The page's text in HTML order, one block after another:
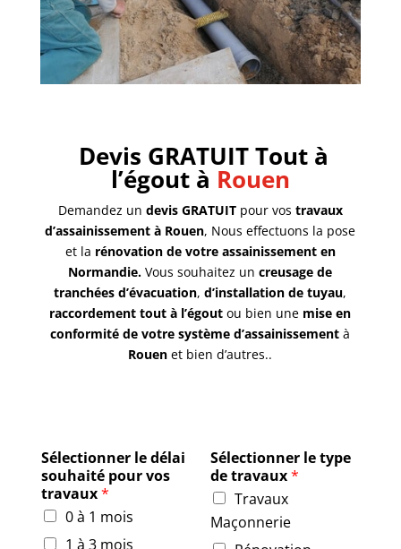
Devis GRATUIT Tout à
l’égout à Rouen
Demandez un devis GRATUITpour vos travaux
d’assainissement à Rouen, Nous effectuons la pose
et la rénovation de votre assainissement en
Normandie.Vous souhaitez uncreusage de
tranchées d’évacuation,d’installation de tuyau,
raccordement tout à l’égout ou bien une mise en
conformité de votre système d’assainissement à
Rouen et bien d’autres..
Sélectionner le délai
souhaité pour vos
travaux*
0 à 1 mois
1 à 3 mois
Sélectionner le type
de travaux*
Travaux
Maçonnerie